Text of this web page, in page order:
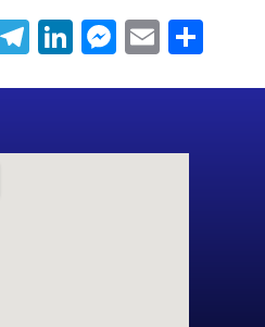
Telegram
LinkedIn
Messenger
Email